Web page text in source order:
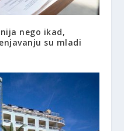
nego ikad,
su mladi